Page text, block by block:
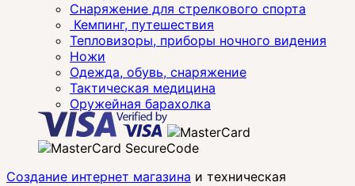
Снаряжение для стрелкового спорта
Кемпинг, путешествия
Тепловизоры, приборы ночного видения
Ножи
Одежда, обувь, снаряжение
Тактическая медицина
Оружейная барахолка
Создание интернет магазина и техническая